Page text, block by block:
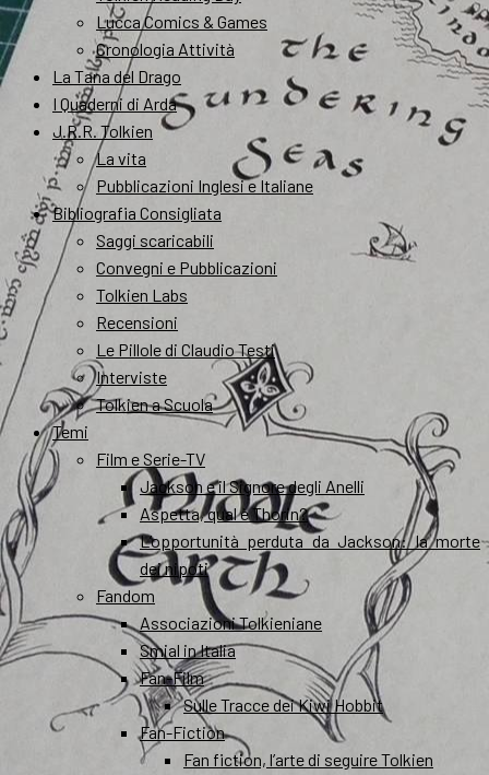
Lucca Comics & Games
Cronologia Attività
La Tana del Drago
I Quaderni di Arda
J.R.R. Tolkien
La vita
Pubblicazioni Inglesi e Italiane
Bibliografia Consigliata
Saggi scaricabili
Convegni e Pubblicazioni
Tolkien Labs
Recensioni
Le Pillole di Claudio Testi
Interviste
Tolkien a Scuola
Temi
Film e Serie-TV
Jackson e il Signore degli Anelli
Aspetta, qual è Thorin?
L’opportunità perduta da Jackson: la morte
dei nipoti
Fandom
Associazioni Tolkieniane
Smial in Italia
Fan-Film
Sulle Tracce dei Kiwi Hobbit
Fan-Fiction
Fan fiction, l’arte di seguire Tolkien